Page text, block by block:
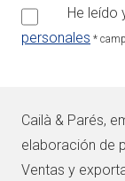
He leído
personales *
Cailà & Parés,
elaboración de
Ventas y